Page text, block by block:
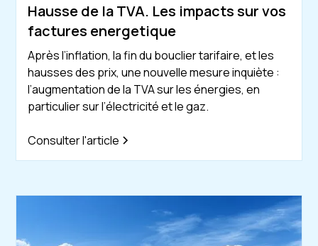
Hausse de la TVA. Les impacts sur vos
factures energetique
Après l’inflation, la fin du bouclier tarifaire, et les
hausses des prix, une nouvelle mesure inquiète :
l’augmentation de la TVA sur les énergies, en
particulier sur l’électricité et le gaz.
Consulter l'article